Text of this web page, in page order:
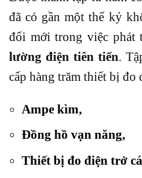
đã có gần một thế kỷ
đổi mới trong việc phát
lường điện tiên tiến.
cấp hàng trăm thiết bị đo
Ampe kìm,
Đồng hồ vạn năng,
Thiết bị đo điện trở